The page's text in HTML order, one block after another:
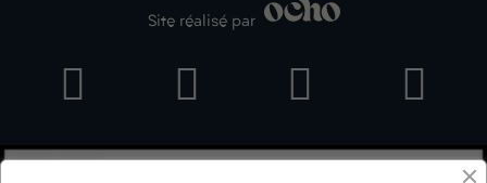
Site réalisé par